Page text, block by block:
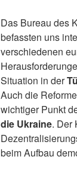
Das Bureau des
befassten uns
verschiedenen
Situation in der
Auch die
wichtiger Punkt
die Ukraine. Der
beim Aufbau